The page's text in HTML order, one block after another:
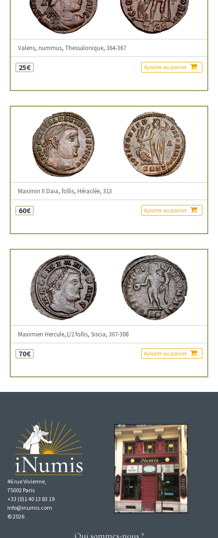
Valens, nummus, Thessalonique, 364-367
25€ Ajouter au panier
Maximin II Daia, follis, Héraclée, 313
60€ Ajouter au panier
Maximien Hercule,1/2 follis, Siscia, 307-308
70€ Ajouter au panier
46 rue Vivienne,
75002 Paris
+33 (0)1 40 13 83 19
info@inumis.com
© 2026
Qui sommes-nous ?